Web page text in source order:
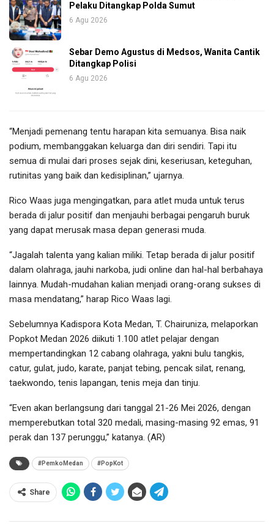
Pelaku Ditangkap Polda Sumut
6 Agu 2026
Sebar Demo Agustus di Medsos, Wanita Cantik
Ditangkap Polisi
6 Agu 2026
“Menjadi pemenang tentu harapan kita semuanya. Bisa naik
podium, membanggakan keluarga dan diri sendiri. Tapi itu
semua di mulai dari proses sejak dini, keseriusan, keteguhan,
rutinitas yang baik dan kedisiplinan,” ujarnya.
Rico Waas juga mengingatkan, para atlet muda untuk terus
berada di jalur positif dan menjauhi berbagai pengaruh buruk
yang dapat merusak masa depan generasi muda.
“Jagalah talenta yang kalian miliki. Tetap berada di jalur positif
dalam olahraga, jauhi narkoba, judi online dan hal-hal berbahaya
lainnya. Mudah-mudahan kalian menjadi orang-orang sukses di
masa mendatang,” harap Rico Waas lagi.
Sebelumnya Kadispora Kota Medan, T. Chairuniza, melaporkan
Popkot Medan 2026 diikuti 1.100 atlet pelajar dengan
mempertandingkan 12 cabang olahraga, yakni bulu tangkis,
catur, gulat, judo, karate, panjat tebing, pencak silat, renang,
taekwondo, tenis lapangan, tenis meja dan tinju.
“Even akan berlangsung dari tanggal 21-26 Mei 2026, dengan
memperebutkan total 320 medali, masing-masing 92 emas, 91
perak dan 137 perunggu,” katanya. (AR)
#PemkoMedan #PopKot
Share